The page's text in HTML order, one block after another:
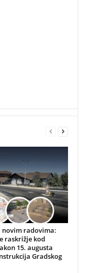
novim radovima:
raskrižje kod
15. augusta
Gradskog